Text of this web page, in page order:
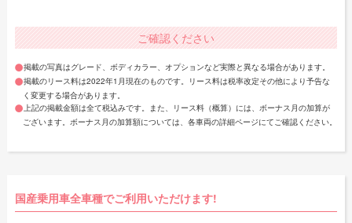
ご確認ください
掲載の写真はグレード、ボディカラー、オプションなど実際と異なる場合があります。
掲載のリース料は2022年1月現在のものです。リース料は税率改定その他により予告な
く変更する場合があります。
上記の掲載金額は全て税込みです。また、リース料（概算）には、ボーナス月の加算が
ございます。ボーナス月の加算額については、各車両の詳細ページにてご確認ください。
国産乗用車全車種でご利用いただけます!